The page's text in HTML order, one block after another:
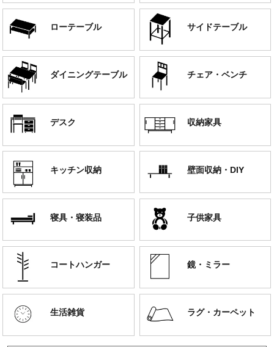
ローテーブル サイドテーブル
ダイニングテーブル チェア・ベンチ
デスク 収納家具
キッチン収納 壁面収納・DIY
寝具・寝装品 子供家具
コートハンガー 鏡・ミラー
生活雑貨 ラグ・カーペット